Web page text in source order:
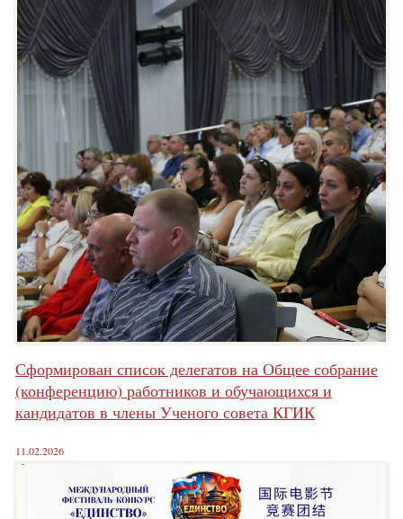
Сформирован список делегатов на Общее собрание
(конференцию) работников и обучающихся и
кандидатов в члены Ученого совета КГИК
11.02.2026